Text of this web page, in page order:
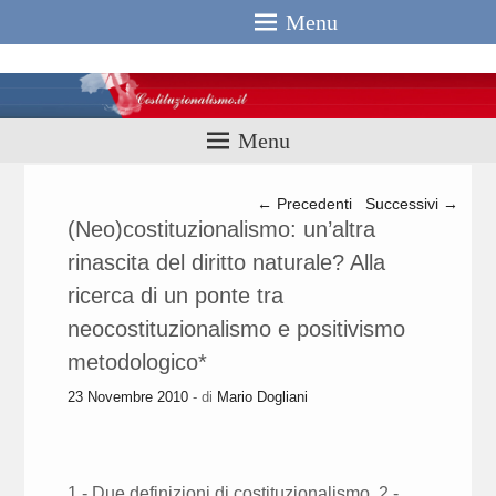
Menu
Menu
Navigazione articolo
← Precedenti Successivi →
(Neo)costituzionalismo: un’altra
rinascita del diritto naturale? Alla
ricerca di un ponte tra
neocostituzionalismo e positivismo
metodologico*
23 Novembre 2010 - di Mario Dogliani